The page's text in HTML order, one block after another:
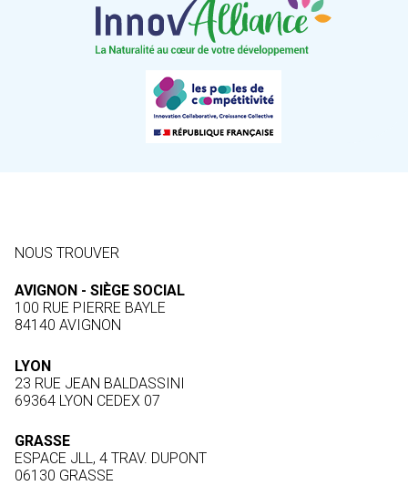
NOUS TROUVER
AVIGNON - SIÈGE SOCIAL
100 RUE PIERRE BAYLE
84140 AVIGNON
LYON
23 RUE JEAN BALDASSINI
69364 LYON CEDEX 07
GRASSE
ESPACE JLL, 4 TRAV. DUPONT
06130 GRASSE